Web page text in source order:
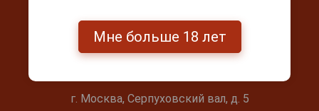
г. Москва, Серпуховский вал, д. 5
Мне больше 18 лет